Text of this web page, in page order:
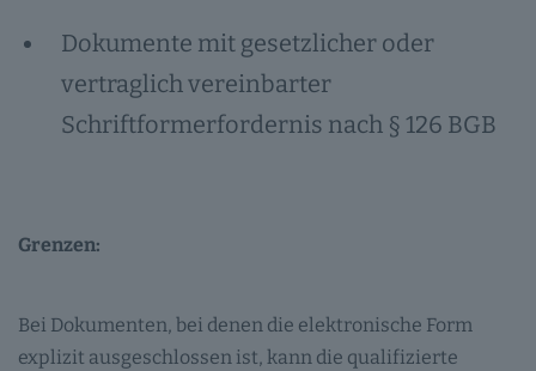
Dokumente mit gesetzlicher oder
vertraglich vereinbarter
Schriftformerfordernis nach § 126 BGB
Grenzen:
Bei Dokumenten, bei denen die elektronische Form
explizit ausgeschlossen ist, kann die qualifizierte